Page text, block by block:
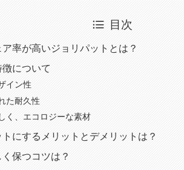
目次
率が高いジョリパットとは？
について
イン性
た耐久性
く、エコロジーな素材
にするメリットとデメリットは？
保つコツは？